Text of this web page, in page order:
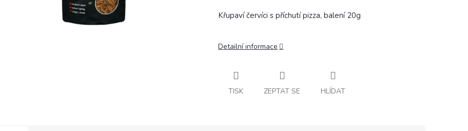
Křupaví červíci s příchutí pizza, balení 20g
Detailní informace
TISK ZEPTAT SE HLÍDAT